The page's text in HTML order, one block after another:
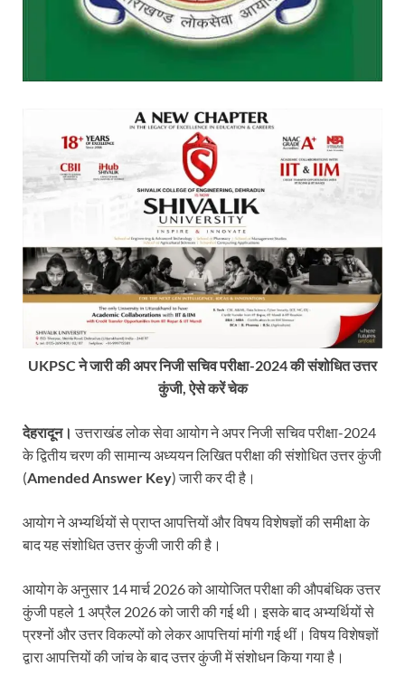
UKPSC ने जारी की अपर निजी सचिव परीक्षा-2024 की संशोधित उत्तर
कुंजी, ऐसे करें चेक
देहरादून। उत्तराखंड लोक सेवा आयोग ने अपर निजी सचिव परीक्षा-2024
के द्वितीय चरण की सामान्य अध्ययन लिखित परीक्षा की संशोधित उत्तर कुंजी
(Amended Answer Key) जारी कर दी है।
आयोग ने अभ्यर्थियों से प्राप्त आपत्तियों और विषय विशेषज्ञों की समीक्षा के
बाद यह संशोधित उत्तर कुंजी जारी की है।
आयोग के अनुसार 14 मार्च 2026 को आयोजित परीक्षा की औपबंधिक उत्तर
कुंजी पहले 1 अप्रैल 2026 को जारी की गई थी। इसके बाद अभ्यर्थियों से
प्रश्नों और उत्तर विकल्पों को लेकर आपत्तियां मांगी गई थीं। विषय विशेषज्ञों
द्वारा आपत्तियों की जांच के बाद उत्तर कुंजी में संशोधन किया गया है।